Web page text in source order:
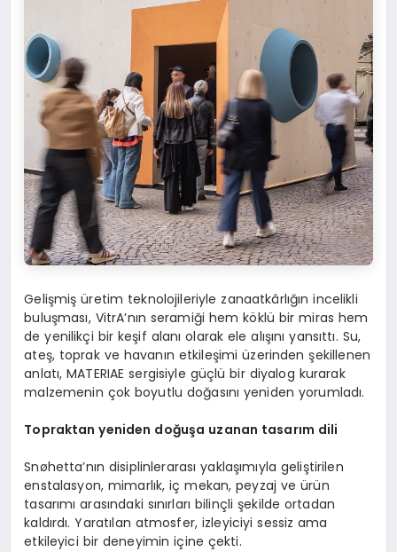
Gelişmiş üretim teknolojileriyle zanaatkârlığın incelikli
buluşması, VitrA’nın seramiği hem köklü bir miras hem
de yenilikçi bir keşif alanı olarak ele alışını yansıttı. Su,
ateş, toprak ve havanın etkileşimi üzerinden şekillenen
anlatı, MATERIAE sergisiyle güçlü bir diyalog kurarak
malzemenin çok boyutlu doğasını yeniden yorumladı.
Topraktan yeniden doğuşa uzanan tasarım dili
Snøhetta’nın disiplinlerarası yaklaşımıyla geliştirilen
enstalasyon, mimarlık, iç mekan, peyzaj ve ürün
tasarımı arasındaki sınırları bilinçli şekilde ortadan
kaldırdı. Yaratılan atmosfer, izleyiciyi sessiz ama
etkileyici bir deneyimin içine çekti.